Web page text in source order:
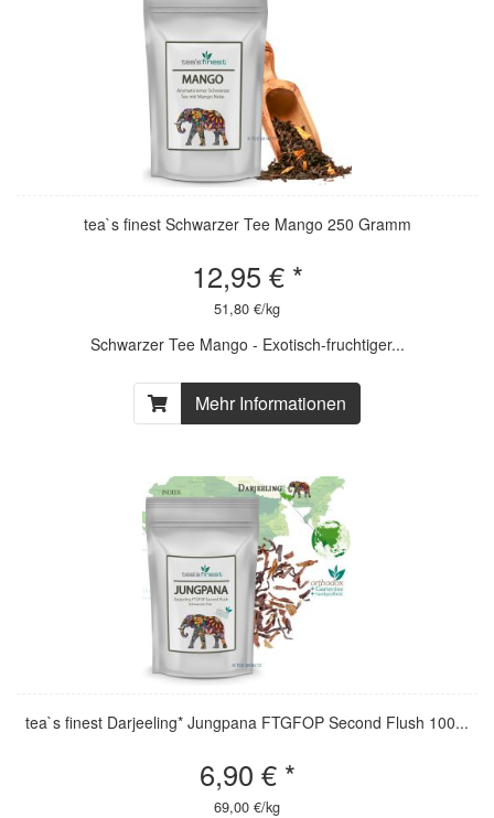
tea`s finest Schwarzer Tee Mango 250 Gramm
12,95 € *
51,80 €/kg
Schwarzer Tee Mango - Exotisch-fruchtiger...
Mehr Informationen
tea`s finest Darjeeling* Jungpana FTGFOP Second Flush 100...
6,90 € *
69,00 €/kg